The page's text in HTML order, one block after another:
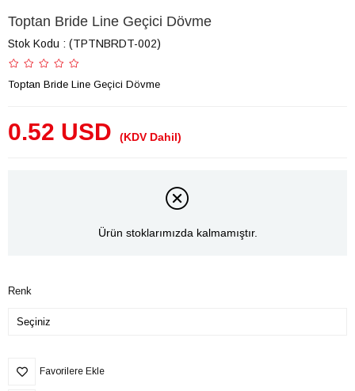
Toptan Bride Line Geçici Dövme
Stok Kodu (TPTNBRDT-002)
Toptan Bride Line Geçici Dövme
0.52 USD (KDV Dahil)
Ürün stoklarımızda kalmamıştır.
Renk
Favorilere Ekle